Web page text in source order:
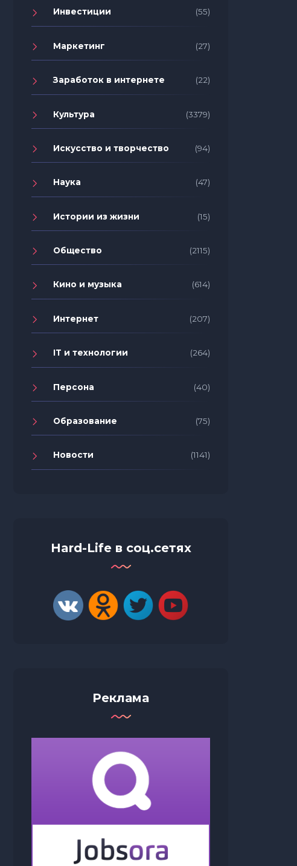
Инвестиции (55)
Маркетинг (27)
Заработок в интернете (22)
Культура (3379)
Искусство и творчество (94)
Наука (47)
Истории из жизни (15)
Общество (2115)
Кино и музыка (614)
Интернет (207)
IT и технологии (264)
Персона (40)
Образование (75)
Новости (1141)
Hard-Life в соц.сетях
Реклама